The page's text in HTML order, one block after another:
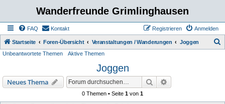
Wanderfreunde Grimlinghausen
FAQ Kontakt Anmelden
Registrieren
Startseite Foren-Übersicht Veranstaltungen / Wanderungen Joggen
Unbeantwortete Themen Aktive Themen
Joggen
Neues Thema Suche
0 Themen • Seite 1 von 1